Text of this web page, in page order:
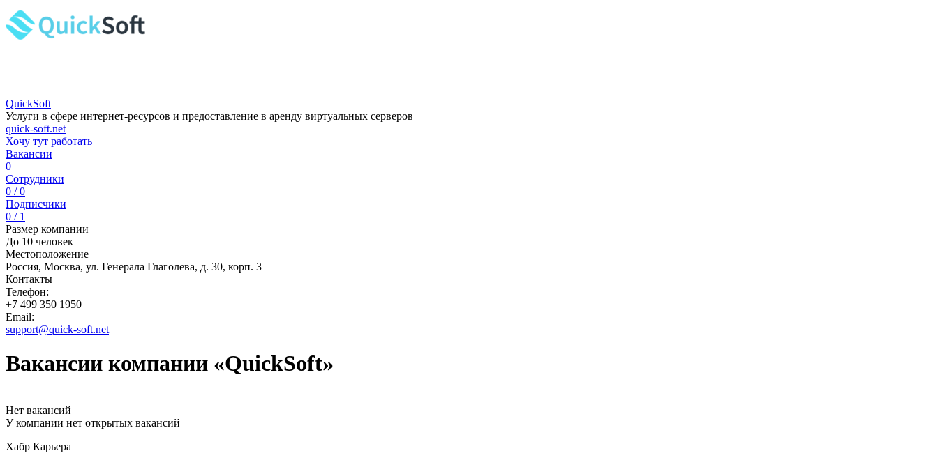
QuickSoft
Услуги в сфере интернет-ресурсов и предоставление в аренду виртуальных серверов
quick-soft.net
Хочу тут работать
Вакансии
0
Сотрудники
0 / 0
Подписчики
0 / 1
Размер компании
До 10 человек
Местоположение
Россия, Москва, ул. Генерала Глаголева, д. 30, корп. 3
Контакты
Телефон:
+7 499 350 1950
Email:
support@quick-soft.net
Вакансии компании «QuickSoft»
Нет вакансий
У компании нет открытых вакансий
Хабр Карьера